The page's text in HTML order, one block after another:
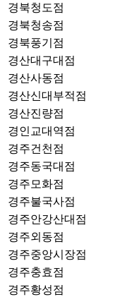
경북청도점
경북청송점
경북풍기점
경산대구대점
경산사동점
경산신대부적점
경산진량점
경인교대역점
경주건천점
경주동국대점
경주모화점
경주불국사점
경주안강산대점
경주외동점
경주중앙시장점
경주충효점
경주황성점